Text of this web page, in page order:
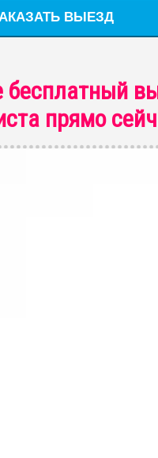
бесплатный
прямо